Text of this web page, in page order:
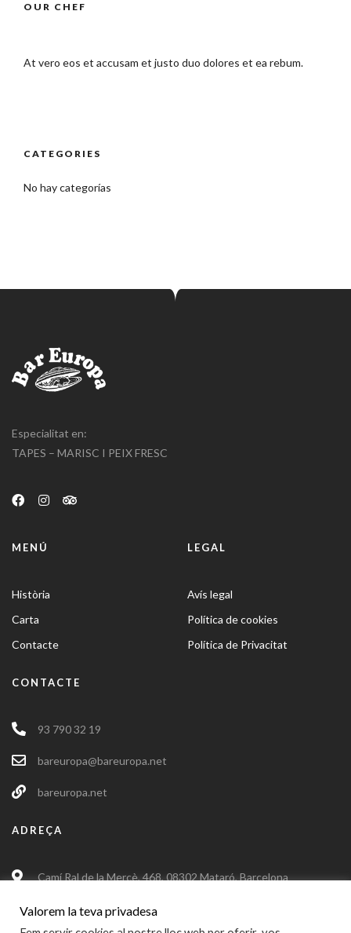
OUR CHEF
At vero eos et accusam et justo duo dolores et ea rebum.
CATEGORIES
No hay categorías
Especialitat en:
TAPES – MARISC I PEIX FRESC
MENÚ
Història
Carta
Contacte
LEGAL
Avís legal
Política de cookies
Política de Privacitat
CONTACTE
93 790 32 19
bareuropa@bareuropa.net
bareuropa.net
ADREÇA
Camí Ral de la Mercè, 468, 08302 Mataró, Barcelona
Valorem la teva privadesa